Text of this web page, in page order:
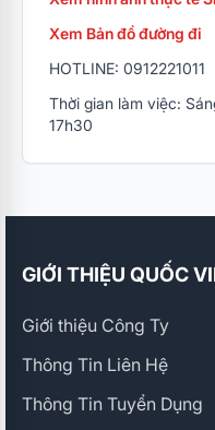
Xem Bản đồ đường đi
HOTLINE: 0912221011
Thời gian làm việc:
17h30
GIỚI THIỆU QUỐC
Giới thiệu Công Ty
Thông Tin Liên Hệ
Thông Tin Tuyển Dụng